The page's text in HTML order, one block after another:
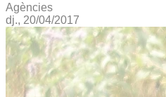
Agències
dj., 20/04/2017